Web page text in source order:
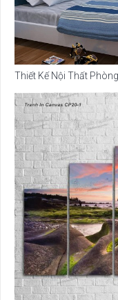
Thiết Kế Nội Thất